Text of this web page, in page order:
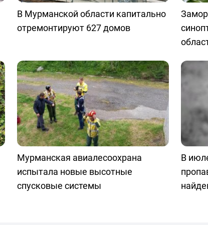
В Мурманской области капитально
отремонтируют 627 домов
Мурманская авиалесоохрана
испытала новые высотные
спусковые системы
В